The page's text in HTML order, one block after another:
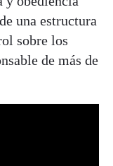
una estructura
sobre los
de más de